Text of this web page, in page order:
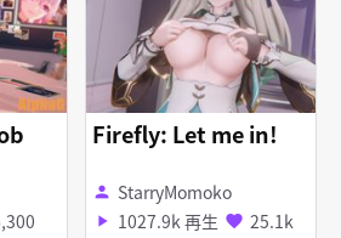
Firefly: Let me in!
person StarryMomoko
play_arrow 1027.9k 再生 favorite 25.1k